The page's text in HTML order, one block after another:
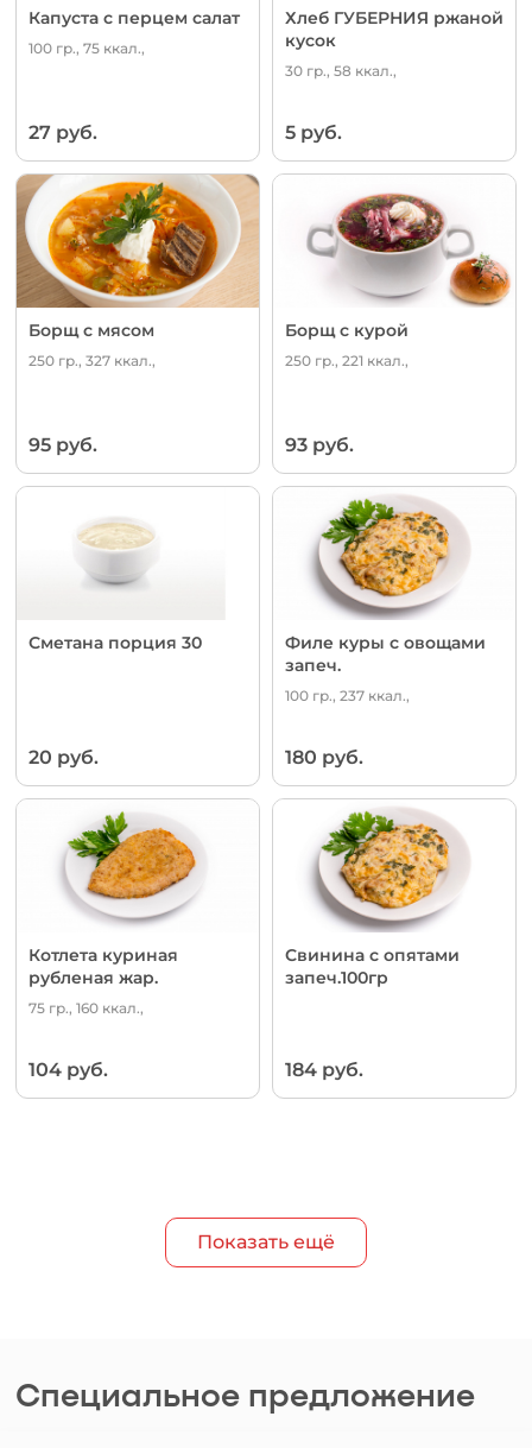
Капуста с перцем салат
100 гр., 75 ккал.,
27 руб.
Хлеб ГУБЕРНИЯ ржаной
кусок
30 гр., 58 ккал.,
5 руб.
Борщ с мясом
250 гр., 327 ккал.,
95 руб.
Борщ с курой
250 гр., 221 ккал.,
93 руб.
Сметана порция 30
20 руб.
Филе куры с овощами
запеч.
100 гр., 237 ккал.,
180 руб.
Котлета куриная
рубленая жар.
75 гр., 160 ккал.,
104 руб.
Свинина с опятами
запеч.100гр
184 руб.
Показать ещё
Специальное предложение